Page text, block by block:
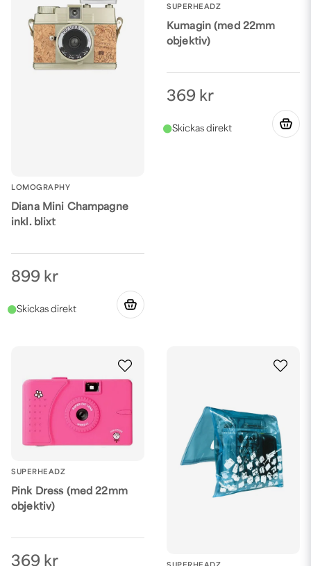
LOMOGRAPHY
Diana Mini Champagne
inkl. blixt
899 kr
SUPERHEADZ
Kumagin (med 22mm
objektiv)
369 kr
SUPERHEADZ
Pink Dress (med 22mm
objektiv)
369 kr